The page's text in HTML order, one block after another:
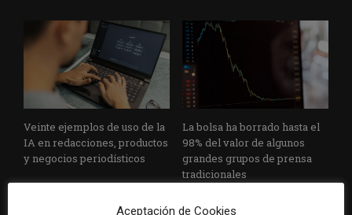
Veinte ejemplos de uso de la
IA en redacciones, productos
y negocios periodísticos
La bolsa ha borrado hasta el
98% del valor de algunos
grandes grupos de prensa
tradicionales
Aceptación de Cookies